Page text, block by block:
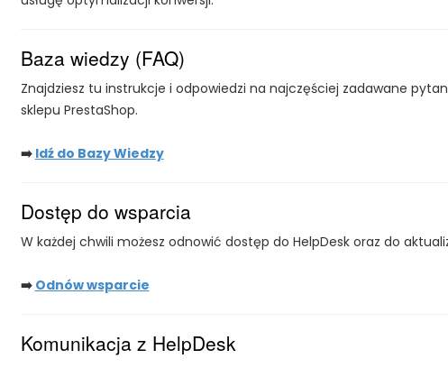
Baza wiedzy (FAQ)
Znajdziesz tu instrukcje i odpowiedzi na najczęściej zadawane
sklepu PrestaShop.
➡️ Idź do Bazy Wiedzy
Dostęp do wsparcia
W każdej chwili możesz odnowić dostęp do HelpDesk oraz do
➡️ Odnów wsparcie
Komunikacja z HelpDesk